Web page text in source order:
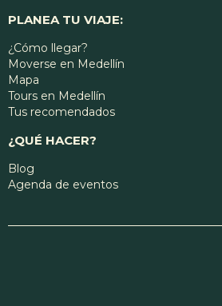
PLANEA TU VIAJE:
¿Cómo llegar?
Moverse en Medellín
Mapa
Tours en Medellín
Tus recomendados
¿QUÉ HACER?
Blog
Agenda de eventos